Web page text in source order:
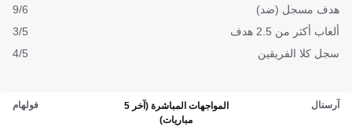
هدف مسجل (ضد)
9/6
ألعاب أكثر من 2.5 هدف
3/5
سجل كلا الفريقين
4/5
آرسنال
المواجهات المباشرة (آخر 5
مباريات)
فولهام